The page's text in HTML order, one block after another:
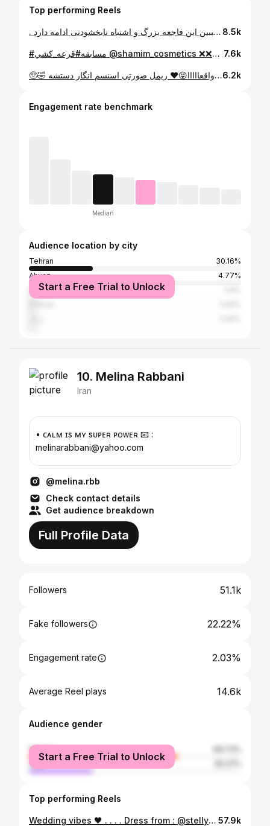
Top performing Reels
. سال نفرین شده در قرن مصیبت یعنی هی زمستان برود، باز زمستان برسد! 🖤 امروز نه تنها خانواده هاشون، بلكه كل ايران دوباره تنش لرزيد💔😔😭 . براي كسايي كه نميدونن: در توییت حسن روحانی آمده است: «در نهایت تأسف و بنا بر اعلام ستاد کل نیروهای مسلح، خطای انسانی و شلیک اشتباه پدافند سپاه موجب سقوط هواپیمای اوکراینی و قربانی شدن ۱۷۶ انسان بی‌گناه شده است. تحقیقات تکمیلی برای شناسایی و پیگرد قانونی کلیه علل و مسببین این فاجعه بزرگ و اشتباه نابخشودنی ادامه دارد.» . 8.5k
#مسابقه#قرعه_كشي @shamim_cosmetics ❌❌❌قابل توجه عزيزاني كه نتيجه قرعه كشي رو ميپرسن!!!❌❌❌ قرعه كشي انجام و نتيجه استوري شده!😃 برنده هاي عزيزمون هم روي عكس تگ شدن❤️ ___________________ 🎊خوشگلاي من سلام😍 زودي لايك كنين كه برنده شدنتون به لايكتونم بستگي داره🥳😍 ديگه همتون ميدونين من چقدر اين كرم پودر سوپر استي ميبلين رو دوس دارم😍 ميخوايم دو تا از اين كرم پودراي عالي رو به كسايي كه اين پست رو لايك ميكنن و اسپانسر اين پست فروشگاه شميم رو فالو ميكنن و يك كامنت ميذارن(هر كامنتي🤗) هديه بديم😍🎊 @shamim_cosmetics @shamim_cosmetics @shamim_cosmetics شرايط خيلي آسوني رو واستون گذاشتماااا🤗 چون نياز به تگ كردن دوستاتون نداره😍فقط كافيه پست رو لايك كنين و اسپانسر عزيزمون رو فالو كنين.همين🙃 @shamim_cosmetics دو روز ديگه قرعه كشي ميكنم🎉 فروشگاه شميم رو خيلياتون ميشناسين💖 تنوع محصولاتشون خيلي بالاست يعني هرچي بخواين شميم داره😅اجناسشون هم تماما اصله و يه فروشگاه معتبر براي خريدهاتونه. پيشنهاد ميكنم پستاشونو حتما ببينين😊 توي اروميه هم شعبه حضوري دارن👌🏻 فروش آنلاين هم دارن و به سراسر ايران اجناسشون رو ارسال ميكنن❤️ مرسي از فروشگاه شميم كه اسپانسر اين پست شدن😍 @shamim_cosmetics 7.6k
🥺🤣 واقعااااا😝❤️ ريمل صورتي اسنسم انگار دستشه😂6.2k
Engagement rate benchmark
Median
Audience location by city
Tehran
30.16%
Ahvaz
4.77%
Bandar Abbas
Start a Free Trial to Unlock
10. Melina Rabbani
Iran
• ᴄᴀʟᴍ ɪs ᴍʏ sᴜᴘᴇʀ ᴘᴏᴡᴇʀ 📧 :
melinarabbani@yahoo.com
@melina.rbb
Check contact details
Get audience breakdown
Full Profile Data
Followers 51.1k
Fake followers 22.22%
Engagement rate 2.03%
Average Reel plays 14.6k
Audience gender
female
male
Start a Free Trial to Unlock
Top performing Reels
Wedding vibes 🖤 . . . . Dress from : @stellywear #fashion #fashionstyle #fashionmodel #model #modeling #iran #iraniangirl #dubai #dubaifashion #expo2020 57.9k